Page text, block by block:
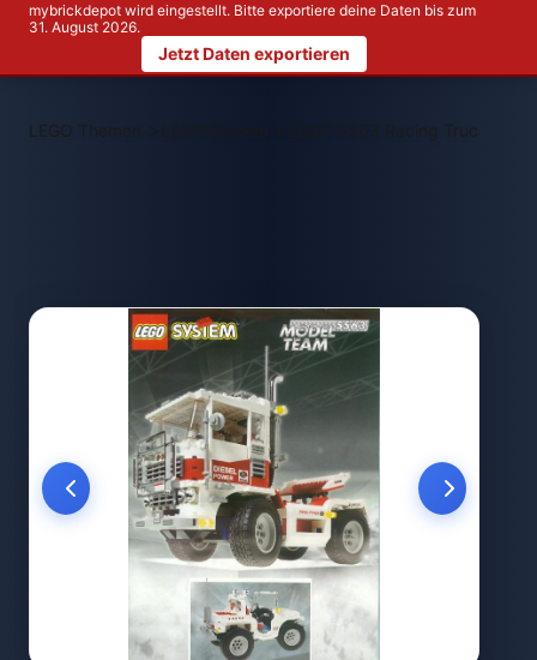
mybrickdepot wird eingestellt. Bitte exportiere deine Daten bis zum
31. August 2026.
Jetzt Daten exportieren
LEGO Themen > LEGO 5563 Racing Truck